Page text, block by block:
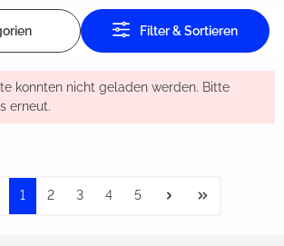
Filter & Sortieren
konnten nicht geladen werden. Bitte
erneut.
1 2 3 4 5